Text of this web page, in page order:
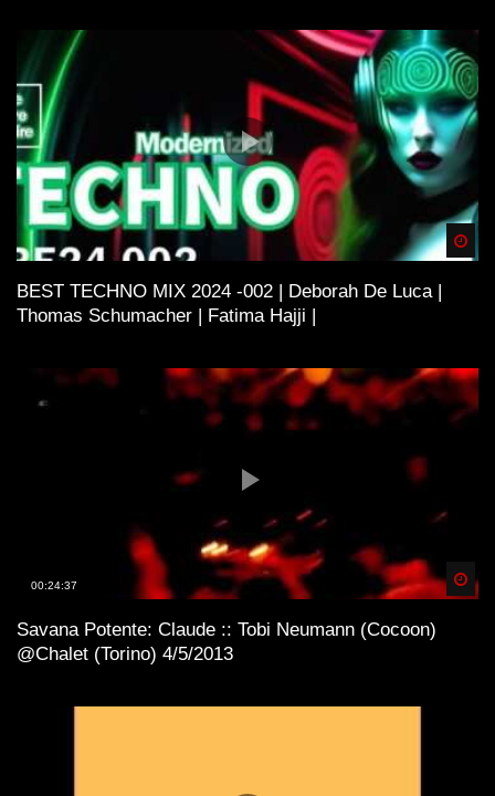
BEST TECHNO MIX 2024 -002 | Deborah De Luca |
Thomas Schumacher | Fatima Hajji |
00:24:37
Savana Potente: Claude :: Tobi Neumann (Cocoon)
@Chalet (Torino) 4/5/2013